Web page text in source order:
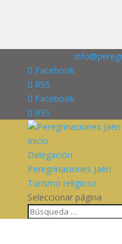
Facebook
RSS
Facebook
RSS
Inicio
Delegación
Peregrinaciones Jaén
Turismo religioso
Seleccionar página